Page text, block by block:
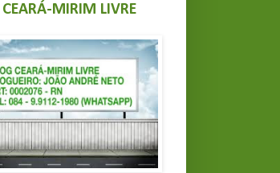
MIRIM LIVRE